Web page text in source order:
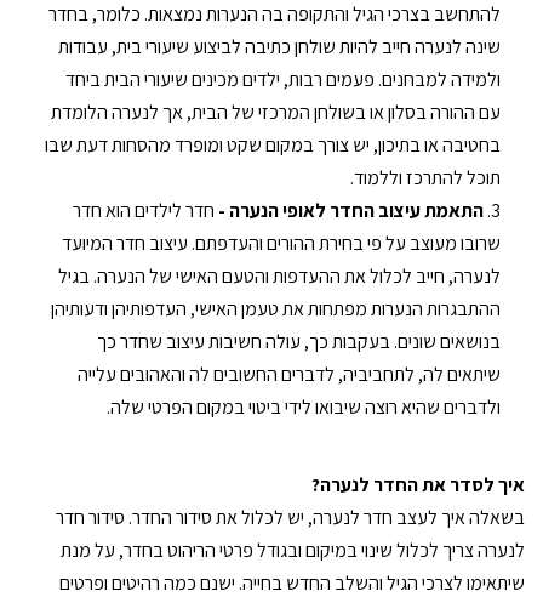
להתחשב בצרכי הגיל והתקופה בה הנערות נמצאות. כלומר, בחדר
שינה לנערה חייב להיות שולחן כתיבה לביצוע שיעורי בית, עבודות
ולמידה למבחנים. פעמים רבות, ילדים מכינים שיעורי הבית ביחד
עם ההורה בסלון או בשולחן המרכזי של הבית, אך לנערה הלומדת
בחטיבה או בתיכון, יש צורך במקום שקט ומופרד מהסחות דעת שבו
תוכל להתרכז וללמוד.
התאמת עיצוב החדר לאופי הנערה - חדר לילדים הוא חדר
שרובו מעוצב על פי בחירת ההורים והעדפתם. עיצוב חדר המיועד
לנערה, חייב לכלול את ההעדפות והטעם האישי של הנערה. בגיל
ההתבגרות הנערות מפתחות את טעמן האישי, העדפותיהן ודעותיהן
בנושאים שונים. בעקבות כך, עולה חשיבות עיצוב שחדר כך
שיתאים לה, לתחביביה, לדברים החשובים לה והאהובים עלייה
ולדברים שהיא רוצה שיבואו לידי ביטוי במקום הפרטי שלה.
איך לסדר את החדר לנערה?
בשאלה איך לעצב חדר לנערה, יש לכלול את סידור החדר. סידור חדר
לנערה צריך לכלול שינוי במיקום ובגודל פרטי הריהוט בחדר, על מנת
שיתאימו לצרכי הגיל והשלב החדש בחייה. ישנם כמה רהיטים ופרטים